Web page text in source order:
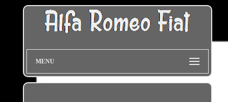
MENU